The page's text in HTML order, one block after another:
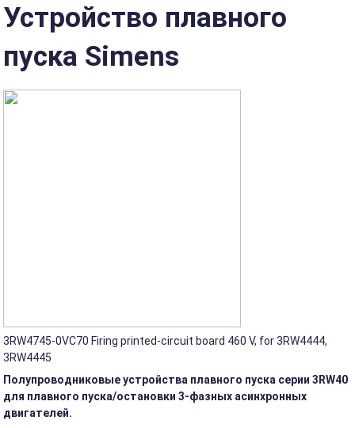
Устройство плавного
пуска Simens
3RW4745-0VC70 Firing printed-circuit board 460 V, for 3RW4444,
3RW4445
Полупроводниковые устройства плавного пуска серии 3RW40
для плавного пуска/остановки 3-фазных асинхронных
двигателей.